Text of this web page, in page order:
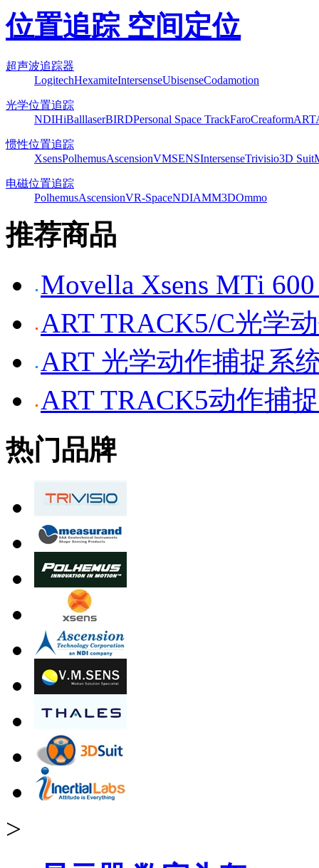
位置追踪 空间定位
超声波追踪器
LogitechHexamiteIntersenseUbisenseCodamotion
光学位置追踪
NDIHiBalllaserBIRDPersonal Space TrackFaroCreaformART
惯性位置追踪
XsensPolhemusAscensionVMSENSIntersenseTrivisio3D Suit
电磁位置追踪
PolhemusAscensionVR-SpaceNDIAMM3DOmmo
推荐商品
Movella Xsens MTi
ART TRACK5/C光学
ART 光学动作捕捉系
ART TRACK5动作捕
热门品牌
>